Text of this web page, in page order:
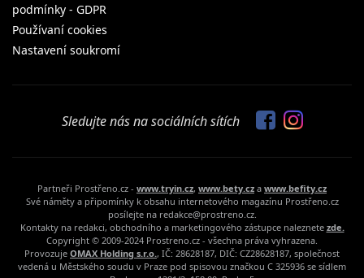
podmínky - GDPR
Používaní cookies
Nastavení soukromí
Sledujte nás na sociálních sítích
Partneři Prostřeno.cz - www.tryin.cz, www.bety.cz a www.befity.cz
Své náměty a připomínky k obsahu internetového magazínu Prostřeno.cz
posílejte na redakce@prostreno.cz.
Kontakty na redakci, obchodního a marketingového zástupce naleznete zde.
Copyright © 2009-2024 Prostreno.cz - všechna práva vyhrazena.
Provozuje OMAX Holding s.r.o., IČ: 28628187, DIČ: CZ28628187, společnost
vedená u Městského soudu v Praze pod spisovou značkou C 325936 se sídlem